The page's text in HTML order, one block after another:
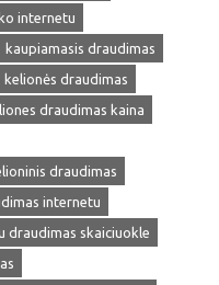
internetu
kaupiamasis draudimas
kelionės draudimas
draudimas kaina
draudimas
internetu
draudimas skaiciuokle